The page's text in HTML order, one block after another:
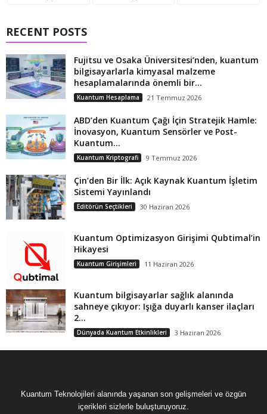
RECENT POSTS
Fujitsu ve Osaka Üniversitesi’nden, kuantum
bilgisayarlarla kimyasal malzeme
hesaplamalarında önemli bir...
Kuantum Hesaplama 21 Temmuz 2026
ABD’den Kuantum Çağı İçin Stratejik Hamle:
İnovasyon, Kuantum Sensörler ve Post-
Kuantum...
Kuantum Kriptografi 9 Temmuz 2026
Çin’den Bir İlk: Açık Kaynak Kuantum İşletim
Sistemi Yayınlandı
Editörün Seçtikleri 30 Haziran 2026
Kuantum Optimizasyon Girişimi Qubtimal’in
Hikayesi
Kuantum Girişimleri 11 Haziran 2026
Kuantum bilgisayarlar sağlık alanında
sahneye çıkıyor: Işığa duyarlı kanser ilaçları
2...
Dünyada Kuantum Etkinlikleri 3 Haziran 2026
Kuantum Teknolojileri alanında yaşanan son gelişmeleri ve özgün
içerikleri sizlerle buluşturuyoruz.